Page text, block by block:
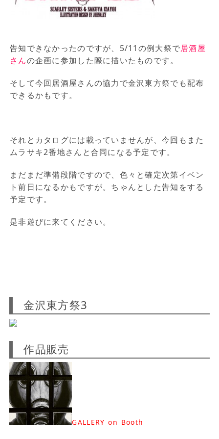
告知できなかったのですが、5/11の例大祭で居酒屋
さんの企画に参加した際に描いたものです。
そして今回居酒屋さんの協力で金沢東方祭でも配布
できるかもです。
それとカタログには載っていませんが、今回もまた
ムラサキ2番地さんと合同になる予定です。
まだまだ準備段階ですので、色々と確定次第イベン
ト前日になるかもですが。ちゃんとした告知をする
予定です。
是非遊びに来てください。
金沢東方祭3
作品販売
GALLERY on Booth